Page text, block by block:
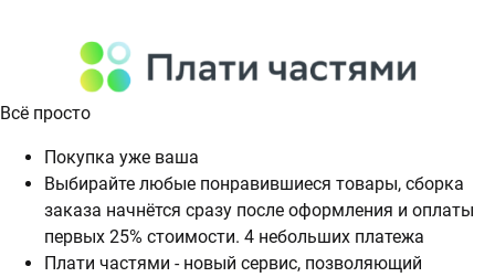
Всё просто
Покупка уже ваша
Выбирайте любые понравившиеся товары, сборка
заказа начнётся сразу после оформления и оплаты
первых 25% стоимости. 4 небольших платежа
Плати частями - новый сервис, позволяющий